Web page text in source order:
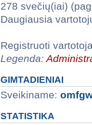
278 svečių(iai)
Daugiausia
Registruoti
Legenda:
GIMTADIENIAI
Sveikiname:
STATISTIKA